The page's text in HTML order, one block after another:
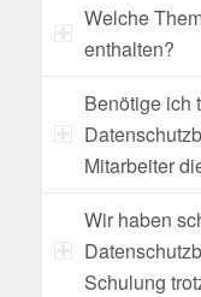
Welche
enthalten?
Benötige ich
Mitarbeiter
Wir haben
Schulung